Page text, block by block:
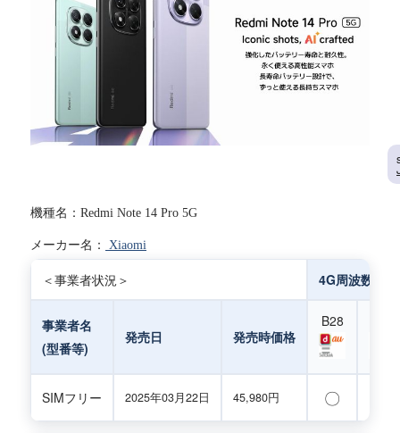
機種名：Redmi Note 14 Pro 5G
メーカー名： Xiaomi
＜事業者状況＞ 4G周波数対応
事業者名
(型番等)
発売日 発売時価格
B28
SIMフリー 2025年03月22日 45,980円 〇